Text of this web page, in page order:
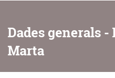
Dades generals -
Marta